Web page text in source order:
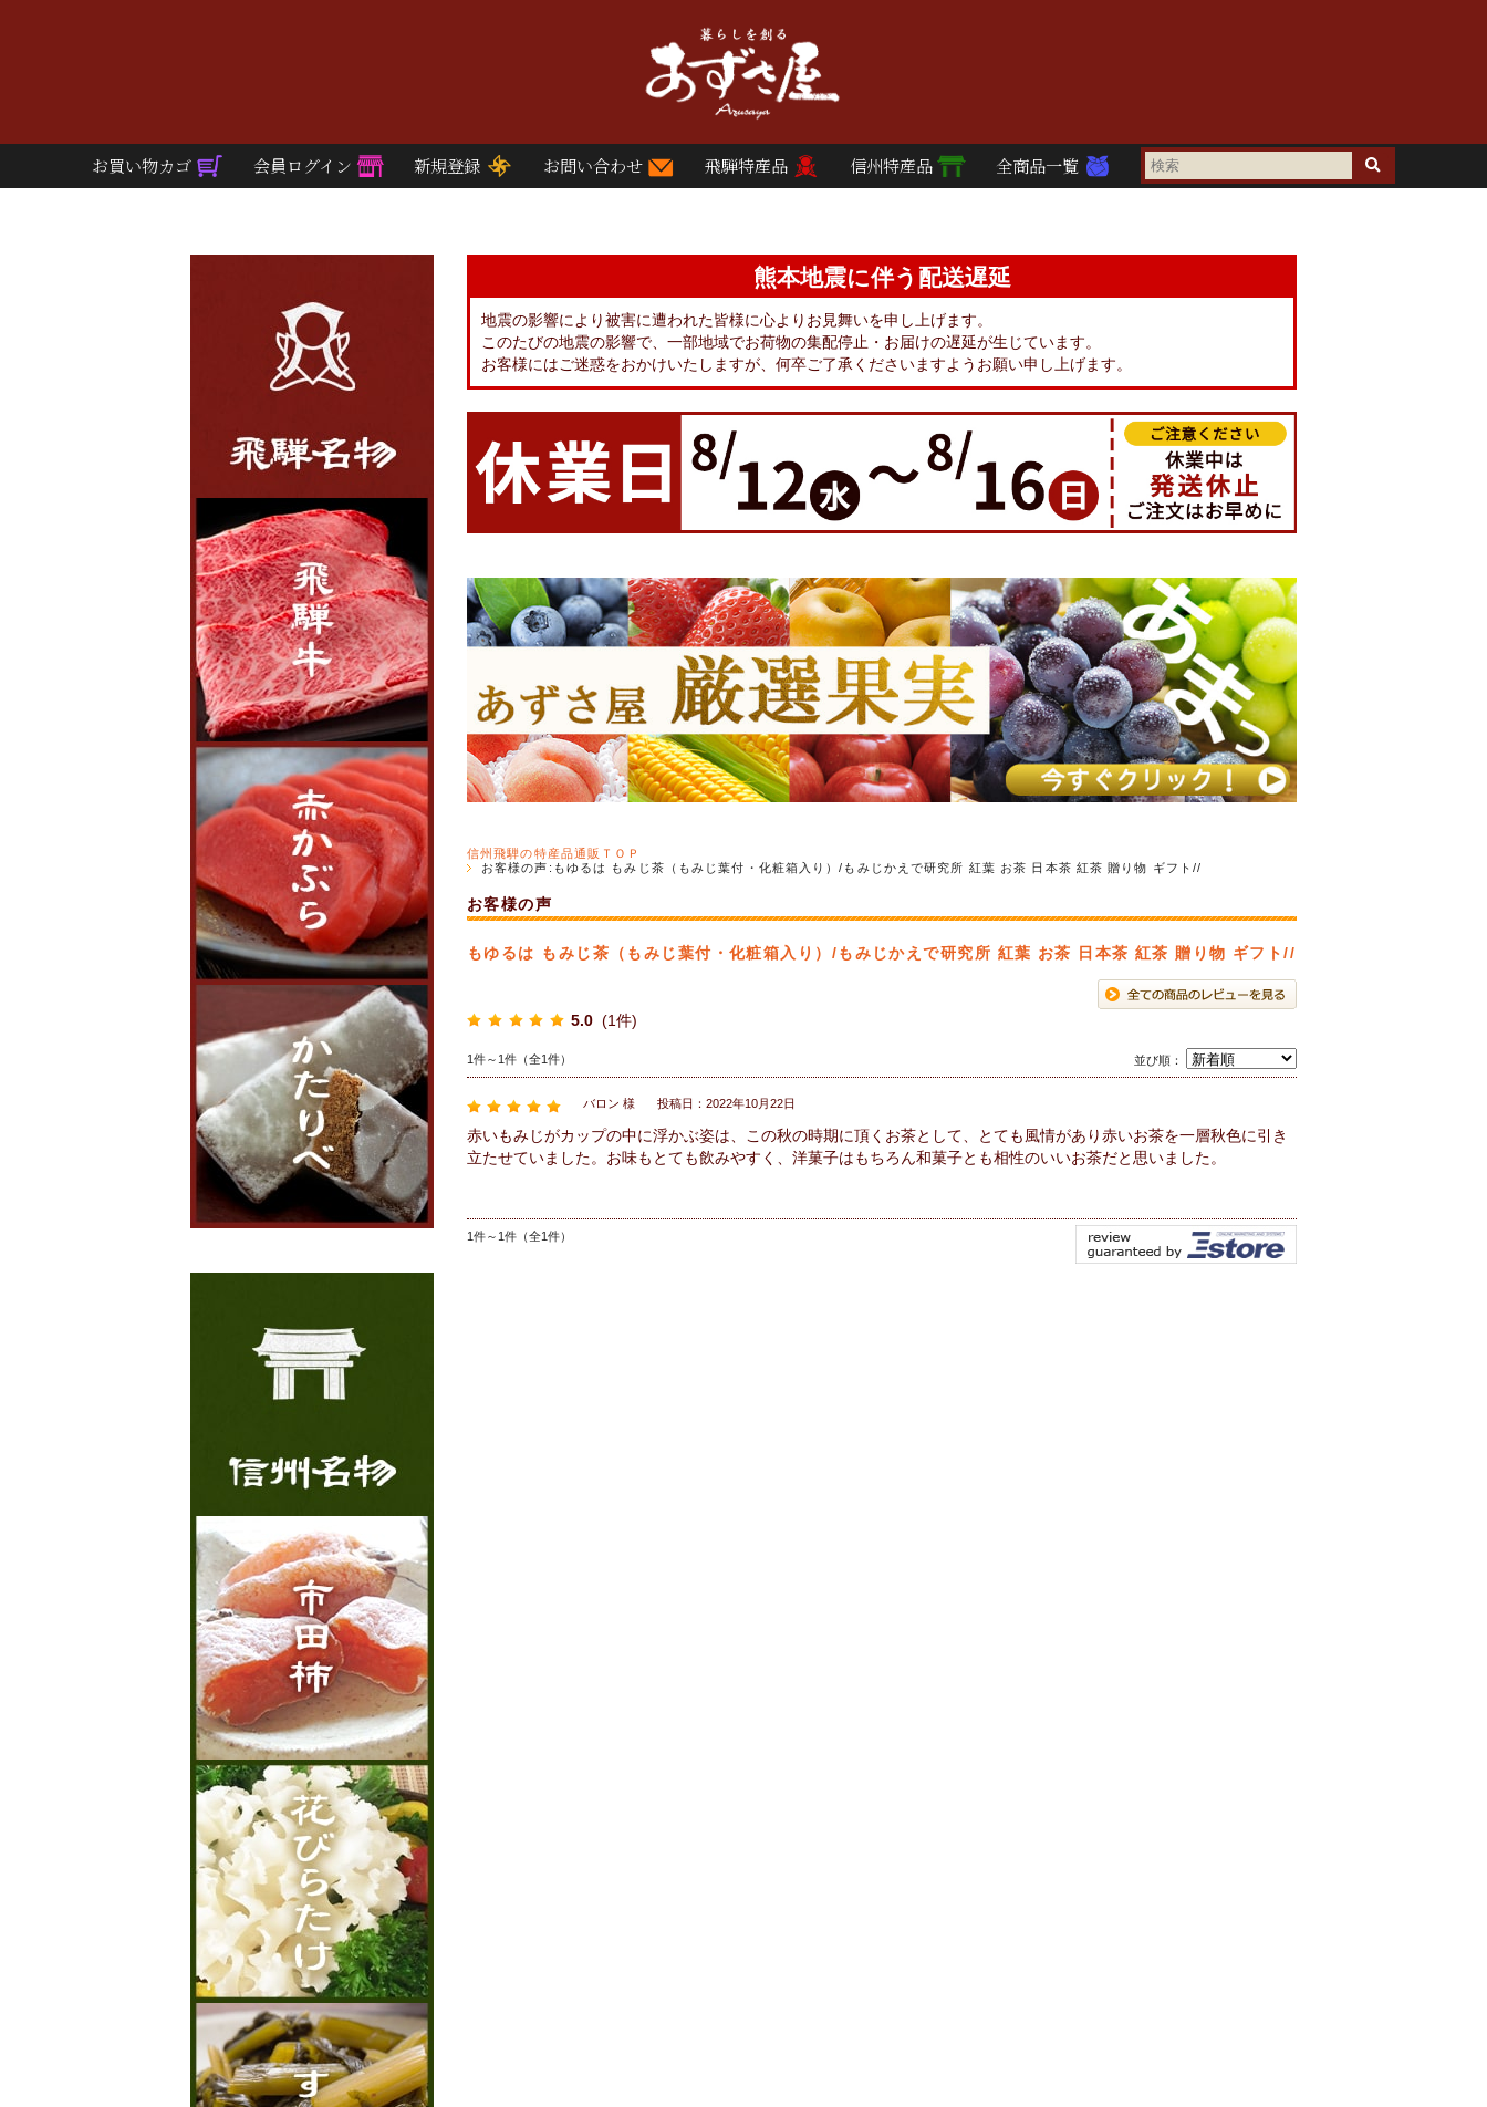
お買い物カゴ 会員ログイン 新規登録 お問い合わせ 飛騨特産品 信州特産品 全商品一覧
熊本地震に伴う配送遅延
地震の影響により被害に遭われた皆様に心よりお見舞いを申し上げます。
このたびの地震の影響で、一部地域でお荷物の集配停止・お届けの遅延が生じています。
お客様にはご迷惑をおかけいたしますが、何卒ご了承くださいますようお願い申し上げます。
信州飛騨の特産品通販ＴＯＰ
お客様の声:もゆるは もみじ茶（もみじ葉付・化粧箱入り）/もみじかえで研究所 紅葉 お茶 日本茶 紅茶 贈り物 ギフト//
お客様の声
もゆるは もみじ茶（もみじ葉付・化粧箱入り）/もみじかえで研究所 紅葉 お茶 日本茶 紅茶 贈り物 ギフト//
5.0 (1件)
1件～1件（全1件） 並び順：
バロン 様 投稿日：2022年10月22日
赤いもみじがカップの中に浮かぶ姿は、この秋の時期に頂くお茶として、とても風情があり赤いお茶を一層秋色に引き
立たせていました。お味もとても飲みやすく、洋菓子はもちろん和菓子とも相性のいいお茶だと思いました。
1件～1件（全1件）